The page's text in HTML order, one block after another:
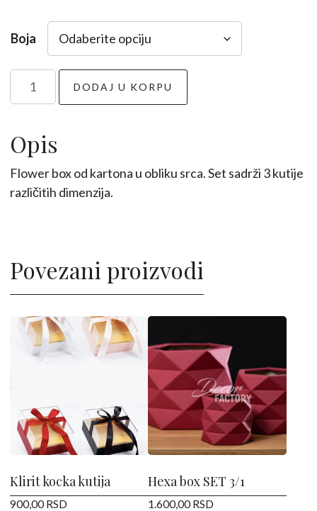
Boja
3/1
količina
DODAJ U KORPU
Opis
Flower box od kartona u obliku srca. Set sadrži 3 kutije
različitih dimenzija.
Povezani proizvodi
Klirit kocka kutija
900,00 RSD
Ovaj
proizvod
Opcije
mogu
biti
izabrane
na
Hexa box SET 3/1
1.600,00 RSD
proizvod
ima
više
varijanti.
Opcije
mogu
biti
izabrane
na